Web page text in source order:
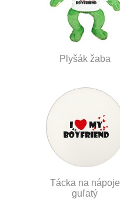
Plyšák žaba
Tácka na nápoje
guľatý